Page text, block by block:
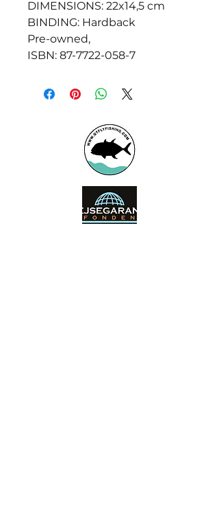
DIMENSIONS: 22x14,5 cm
BINDING: Hardback
Pre-owned,
ISBN: 87-7722-058-7